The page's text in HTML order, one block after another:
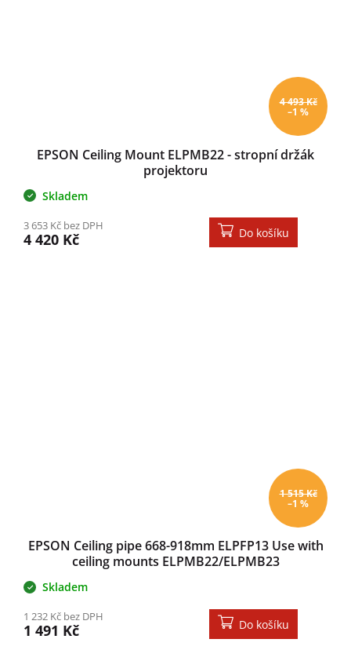
4 493 Kč
–1 %
EPSON Ceiling Mount ELPMB22 - stropní držák
projektoru
Skladem
3 653 Kč bez DPH
4 420 Kč Do košíku
1 515 Kč
–1 %
EPSON Ceiling pipe 668-918mm ELPFP13 Use with
ceiling mounts ELPMB22/ELPMB23
Skladem
1 232 Kč bez DPH
1 491 Kč Do košíku